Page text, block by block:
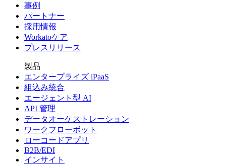
事例
パートナー
採用情報
Workatoケア
プレスリリース
製品
エンタープライズ iPaaS
組込み統合
エージェント型 AI
API 管理
データオーケストレーション
ワークフローボット
ローコードアプリ
B2B/EDI
インサイト